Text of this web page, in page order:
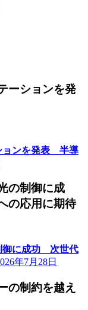
ーションを発
ョンを発表 半導
の制御に成
の応用に期待
御に成功 次世代
年7月28日
の制約を越え